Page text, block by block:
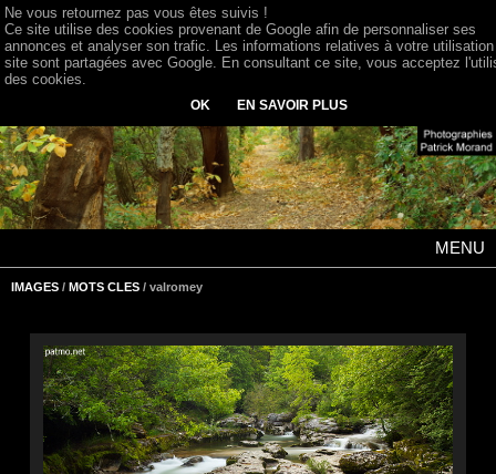
MENU
IMAGES / MOTS CLES / valromey
Ne vous retournez pas vous êtes suivis !
Ce site utilise des cookies provenant de Google afin de personnaliser ses
annonces et analyser son trafic. Les informations relatives à votre
site sont partagées avec Google. En consultant ce site, vous acceptez
des cookies.
OK EN SAVOIR PLUS